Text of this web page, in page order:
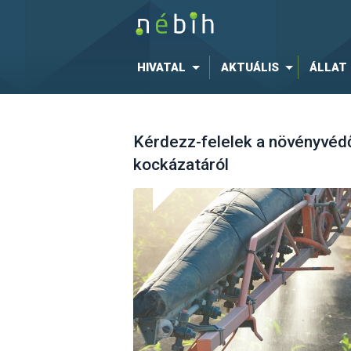
HIVATAL AKTUÁLIS ÁLLAT
Kérdezz-felelek a
kockázatáról